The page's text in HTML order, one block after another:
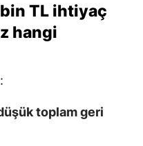
TL ihtiyaç
hangi
toplam geri